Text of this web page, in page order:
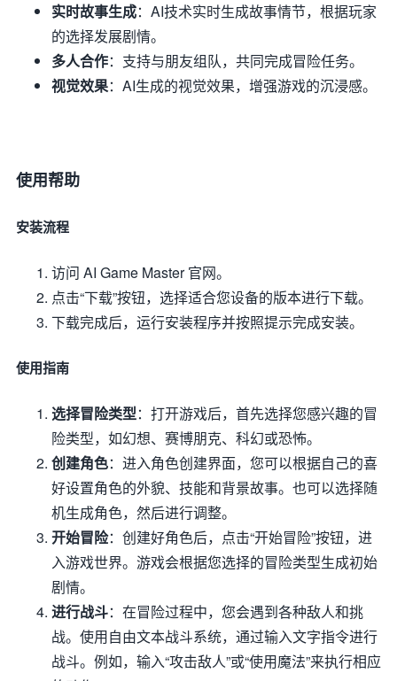
实时故事生成：AI技术实时生成故事情节，根据玩家
的选择发展剧情。
多人合作：支持与朋友组队，共同完成冒险任务。
视觉效果：AI生成的视觉效果，增强游戏的沉浸感。
使用帮助
安装流程
访问 AI Game Master 官网。
点击“下载”按钮，选择适合您设备的版本进行下载。
下载完成后，运行安装程序并按照提示完成安装。
使用指南
选择冒险类型：打开游戏后，首先选择您感兴趣的冒
险类型，如幻想、赛博朋克、科幻或恐怖。
创建角色：进入角色创建界面，您可以根据自己的喜
好设置角色的外貌、技能和背景故事。也可以选择随
机生成角色，然后进行调整。
开始冒险：创建好角色后，点击“开始冒险”按钮，进
入游戏世界。游戏会根据您选择的冒险类型生成初始
剧情。
进行战斗：在冒险过程中，您会遇到各种敌人和挑
战。使用自由文本战斗系统，通过输入文字指令进行
战斗。例如，输入“攻击敌人”或“使用魔法”来执行相应